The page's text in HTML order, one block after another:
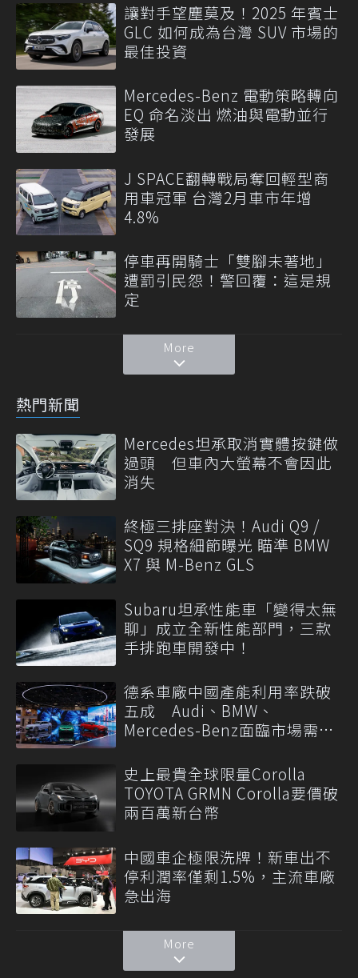
讓對手望塵莫及！2025 年賓士
GLC 如何成為台灣 SUV 市場的
最佳投資
Mercedes-Benz 電動策略轉向
EQ 命名淡出 燃油與電動並行
發展
J SPACE翻轉戰局奪回輕型商
用車冠軍 台灣2月車市年增
4.8%
停車再開騎士「雙腳未著地」
遭罰引民怨！警回覆：這是規
定
More
熱門新聞
Mercedes坦承取消實體按鍵做
過頭 但車內大螢幕不會因此
消失
終極三排座對決！Audi Q9 /
SQ9 規格細節曝光 瞄準 BMW
X7 與 M-Benz GLS
Subaru坦承性能車「變得太無
聊」成立全新性能部門，三款
手排跑車開發中！
德系車廠中國產能利用率跌破
五成 Audi、BMW、
Mercedes-Benz面臨市場需求
史上最貴全球限量Corolla
TOYOTA GRMN Corolla要價破
兩百萬新台幣
中國車企極限洗牌！新車出不
停利潤率僅剩1.5%，主流車廠
急出海
More